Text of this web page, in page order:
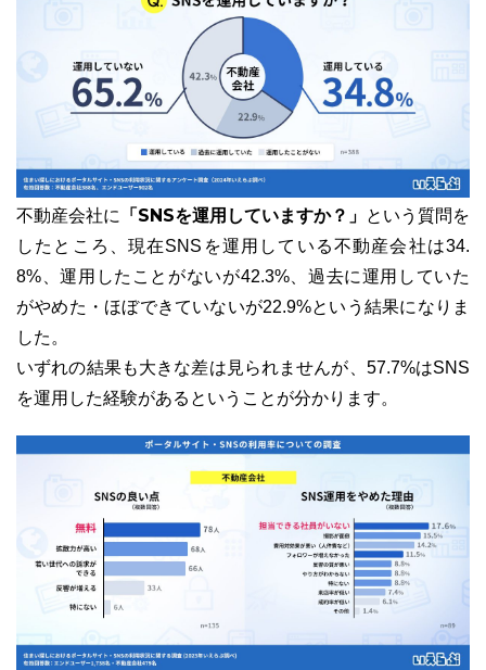
不動産会社に 「SNSを運用していますか？」 という質問を
したところ、現在SNSを運用している不動産会社は34.
8%、運用したことがないが42.3%、過去に運用していた
がやめた・ほぼできていないが22.9%という結果になりま
した。
いずれの結果も大きな差は見られませんが、57.7%はSNS
を運用した経験があるということが分かります。